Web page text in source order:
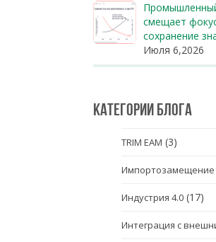
смещает
сохранение
Июля 6,2026
Категории блога
TRIM EAM (3)
Импортозамещение
Индустрия 4.0 (17)
Интеграция с